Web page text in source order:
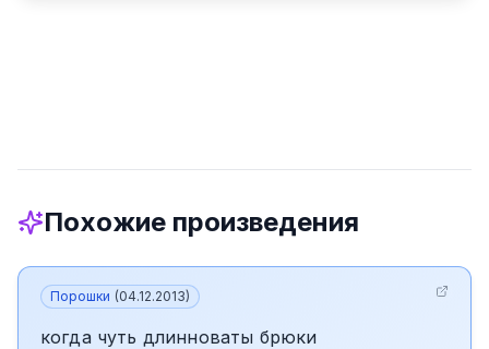
Похожие произведения
Порошки (04.12.2013)
когда чуть длинноваты брюки